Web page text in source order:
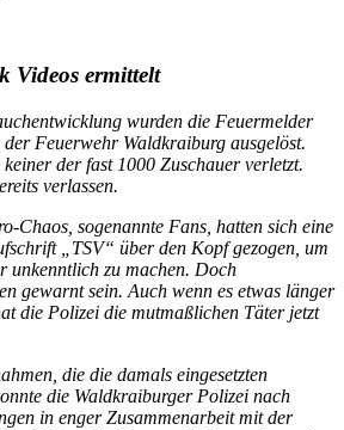
Videos ermittelt
wurden die Feuermelder
Feuerwehr Waldkraiburg ausgelöst.
der fast 1000 Zuschauer verletzt.
verlassen.
Chaos, sogenannte Fans, hatten sich eine
„TSV“ über den Kopf gezogen, um
unkenntlich zu machen. Doch
gewarnt sein. Auch wenn es etwas länger
die Polizei die mutmaßlichen Täter jetzt
die die damals eingesetzten
die Waldkraiburger Polizei nach
in enger Zusammenarbeit mit der